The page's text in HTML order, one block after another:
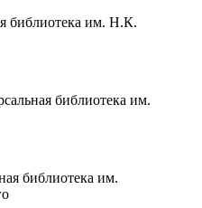
библиотека им. Н.К.
библиотека им.
библиотека им.